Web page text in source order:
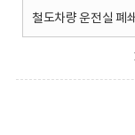
철도차량 운전실 폐